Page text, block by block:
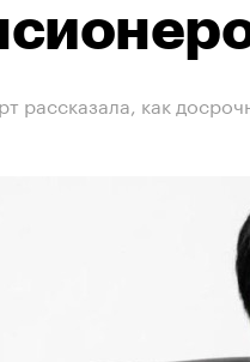
рассказала, как